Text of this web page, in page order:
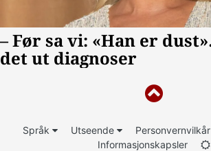
Språk Utseende Personvernvilkår
Informasjonskapsler